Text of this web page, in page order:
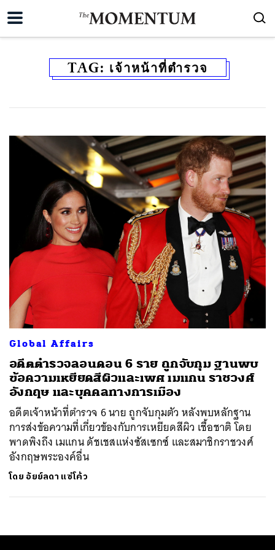
TAG: เจ้าหน้าที่ตำรวจ
Global Affairs
อดีตตำรวจลอนดอน 6 ราย ถูกจับกุม ฐานพบ
ข้อความเหยียดสีผิวและเพศ เมแกน ราชวงศ์
อังกฤษ และบุคคลทางการเมือง
อดีตเจ้าหน้าที่ตำรวจ 6 นาย ถูกจับกุมตัว หลังพบหลักฐาน
การส่งข้อความที่เกี่ยวข้องกับการเหยียดสีผิว เชื้อชาติ โดย
พาดพิงถึง เมแกน ดัชเชสแห่งซัสเซกซ์ และสมาชิกราชวงศ์
อังกฤษพระองค์อื่น
โดย อัยย์ลดา แซ่โค้ว
ค้นหา
SHARE TWEET LINE EMAIL